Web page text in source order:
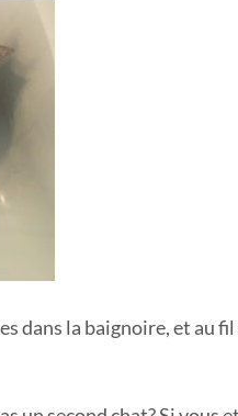
dans la baignoire, et au fil